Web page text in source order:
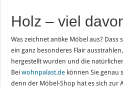
Holz – viel
Was zeichnet antike Möbel aus?
ein ganz besonderes Flair
hergestellt wurden und die
Beiwohnpalast.de können Sie genau
denn der Möbel-Shop hat es sich zur